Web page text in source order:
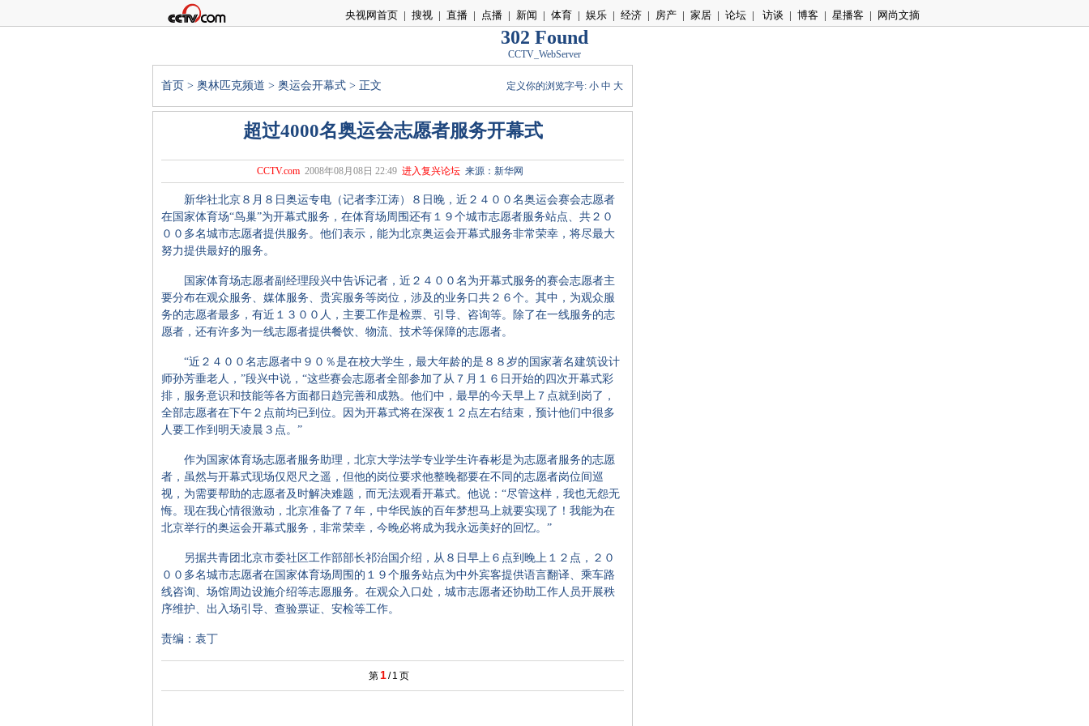
央视网首页 | 搜视 | 直播 | 点播 | 新闻 | 体育 | 娱乐 | 经济 | 房产 | 家居 | 论坛 | 访谈 | 博客 | 星播客 | 网尚文摘
302 Found
CCTV_WebServer
首页 > 奥林匹克频道 > 奥运会开幕式 > 正文 定义你的浏览字号: 小 中 大
超过4000名奥运会志愿者服务开幕式
CCTV.com 2008年08月08日 22:49 进入复兴论坛 来源：新华网
新华社北京８月８日奥运专电（记者李江涛）８日晚，近２４００名奥运会赛会志愿者
在国家体育场“鸟巢”为开幕式服务，在体育场周围还有１９个城市志愿者服务站点、共２０
００多名城市志愿者提供服务。他们表示，能为北京奥运会开幕式服务非常荣幸，将尽最大
努力提供最好的服务。
国家体育场志愿者副经理段兴中告诉记者，近２４００名为开幕式服务的赛会志愿者主
要分布在观众服务、媒体服务、贵宾服务等岗位，涉及的业务口共２６个。其中，为观众服
务的志愿者最多，有近１３００人，主要工作是检票、引导、咨询等。除了在一线服务的志
愿者，还有许多为一线志愿者提供餐饮、物流、技术等保障的志愿者。
“近２４００名志愿者中９０％是在校大学生，最大年龄的是８８岁的国家著名建筑设计
师孙芳垂老人，”段兴中说，“这些赛会志愿者全部参加了从７月１６日开始的四次开幕式彩
排，服务意识和技能等各方面都日趋完善和成熟。他们中，最早的今天早上７点就到岗了，
全部志愿者在下午２点前均已到位。因为开幕式将在深夜１２点左右结束，预计他们中很多
人要工作到明天凌晨３点。”
作为国家体育场志愿者服务助理，北京大学法学专业学生许春彬是为志愿者服务的志愿
者，虽然与开幕式现场仅咫尺之遥，但他的岗位要求他整晚都要在不同的志愿者岗位间巡
视，为需要帮助的志愿者及时解决难题，而无法观看开幕式。他说：“尽管这样，我也无怨无
悔。现在我心情很激动，北京准备了７年，中华民族的百年梦想马上就要实现了！我能为在
北京举行的奥运会开幕式服务，非常荣幸，今晚必将成为我永远美好的回忆。”
另据共青团北京市委社区工作部部长祁治国介绍，从８日早上６点到晚上１２点，２０
００多名城市志愿者在国家体育场周围的１９个服务站点为中外宾客提供语言翻译、乘车路
线咨询、场馆周边设施介绍等志愿服务。在观众入口处，城市志愿者还协助工作人员开展秩
序维护、出入场引导、查验票证、安检等工作。
责编：袁丁
第 1/ 1 页